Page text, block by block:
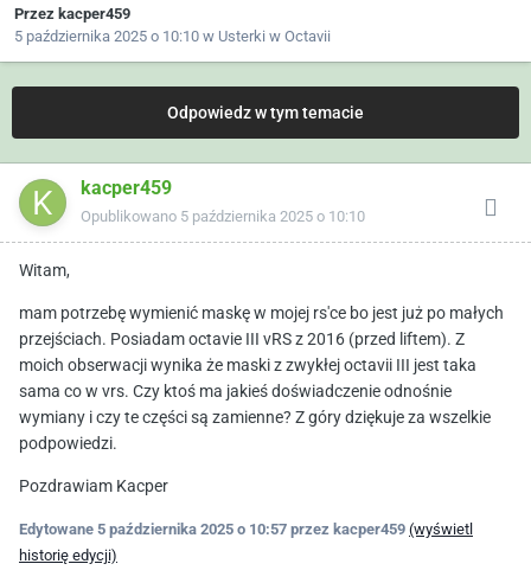
Przez kacper459
5 października 2025 o 10:10 w Usterki w Octavii
Odpowiedz w tym temacie
kacper459
Opublikowano 5 października 2025 o 10:10
Witam,
mam potrzebę wymienić maskę w mojej rs'ce bo jest już po małych
przejściach. Posiadam octavie III vRS z 2016 (przed liftem). Z
moich obserwacji wynika że maski z zwykłej octavii III jest taka
sama co w vrs. Czy ktoś ma jakieś doświadczenie odnośnie
wymiany i czy te części są zamienne? Z góry dziękuje za wszelkie
podpowiedzi.
Pozdrawiam Kacper
Edytowane 5 października 2025 o 10:57 przez kacper459 (wyświetl
historię edycji)